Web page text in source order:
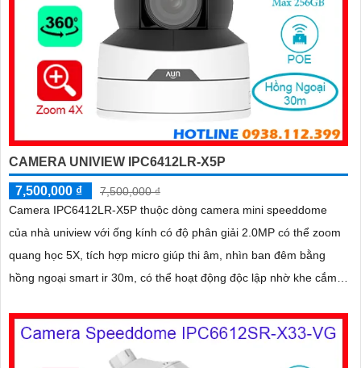
CAMERA UNIVIEW IPC6412LR-X5P
7,500,000 ₫
7,500,000 ₫
Camera IPC6412LR-X5P thuộc dòng camera mini speeddome
của nhà uniview với ống kính có độ phân giải 2.0MP có thể zoom
quang học 5X, tích hợp micro giúp thi âm, nhìn ban đêm bằng
hồng ngoại smart ir 30m, có thể hoạt động độc lập nhờ khe cắm